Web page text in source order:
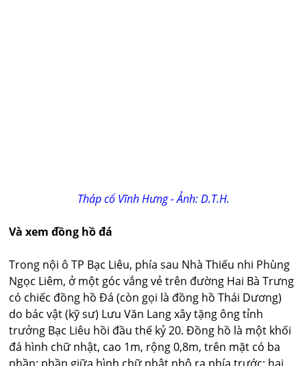
Tháp cổ Vĩnh Hưng - Ảnh: D.T.H.
Và xem đồng hồ đá
Trong nội ô TP Bạc Liêu, phía sau Nhà Thiếu nhi Phùng
Ngọc Liêm, ở một góc vắng vẻ trên đường Hai Bà Trưng
có chiếc đồng hồ Đá (còn gọi là đồng hồ Thái Dương)
do bác vật (kỹ sư) Lưu Văn Lang xây tặng ông tỉnh
trưởng Bạc Liêu hồi đầu thế kỷ 20. Đồng hồ là một khối
đá hình chữ nhật, cao 1m, rộng 0,8m, trên mặt có ba